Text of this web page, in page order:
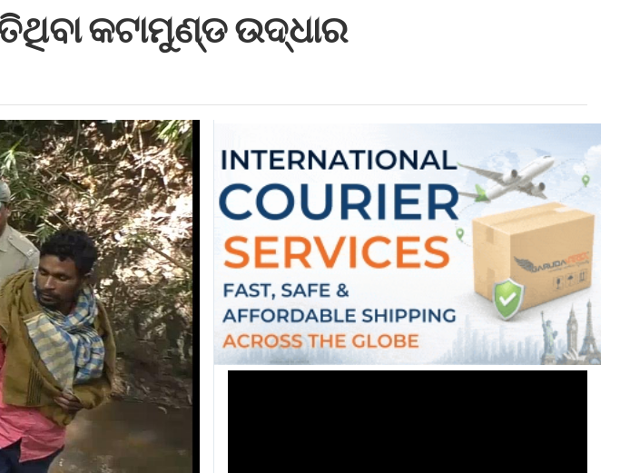
କଟାମୁଣ୍ଡ ଉଦ୍ଧାର